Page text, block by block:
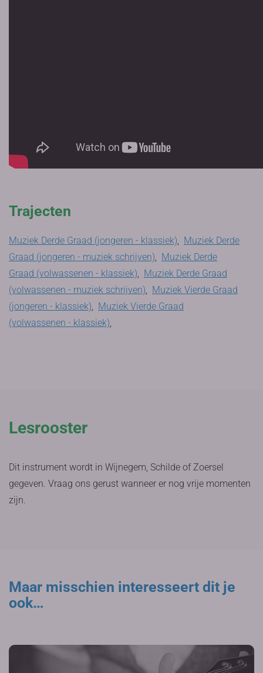
Trajecten
Muziek Derde Graad (jongeren - klassiek), Muziek Derde
Graad (jongeren - muziek schrijven), Muziek Derde
Graad (volwassenen - klassiek), Muziek Derde Graad
(volwassenen - muziek schrijven), Muziek Vierde Graad
(jongeren - klassiek), Muziek Vierde Graad
(volwassenen - klassiek),
Lesrooster
Dit instrument wordt in Wijnegem, Schilde of Zoersel
gegeven. Vraag ons gerust wanneer er nog vrije momenten
zijn.
Maar misschien interesseert dit je
ook…